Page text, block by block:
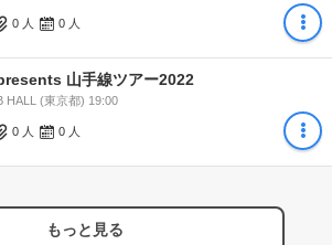
0 人 0 人
山手線ツアー2022
HALL (東京都) 19:00
0 人 0 人
もっと見る